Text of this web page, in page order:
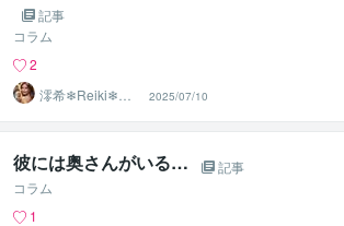
記事
コラム
2
澪希❄Reiki❄寄
り添い、癒しま
す
2025/07/10
彼には奥さんがいる…
記事
コラム
1